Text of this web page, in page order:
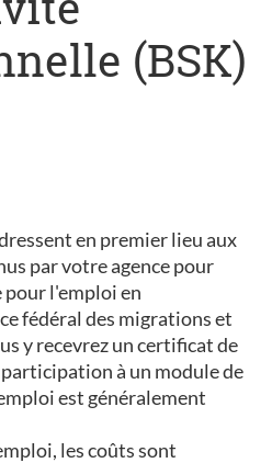
(BSK)
en premier lieu aux
par votre agence pour
pour l'emploi en
fédéral des migrations et
y recevrez un certificat de
à un module de
est généralement
les coûts sont